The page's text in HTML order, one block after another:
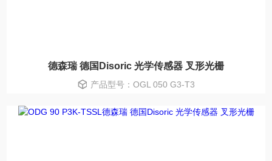
德森瑞 德国Disoric 光学传感器 叉形光栅
产品型号：OGL 050 G3-T3